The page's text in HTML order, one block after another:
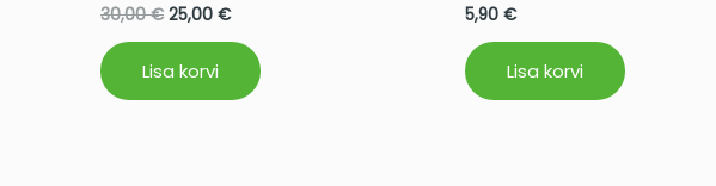
Hinnanguga
5
30,00€ 25,00 €
Lisa korvi
Hinnanguga
5
5,90 €
Lisa korvi